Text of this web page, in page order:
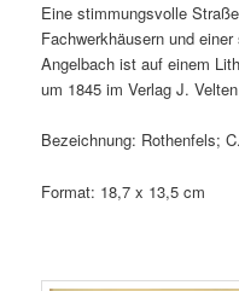
Eine stimmungsvolle
Fachwerkhäusern und
Angelbach ist auf einem
um 1845 im Verlag J.
Bezeichnung: Rothenfels;
Format: 18,7 x 13,5 cm